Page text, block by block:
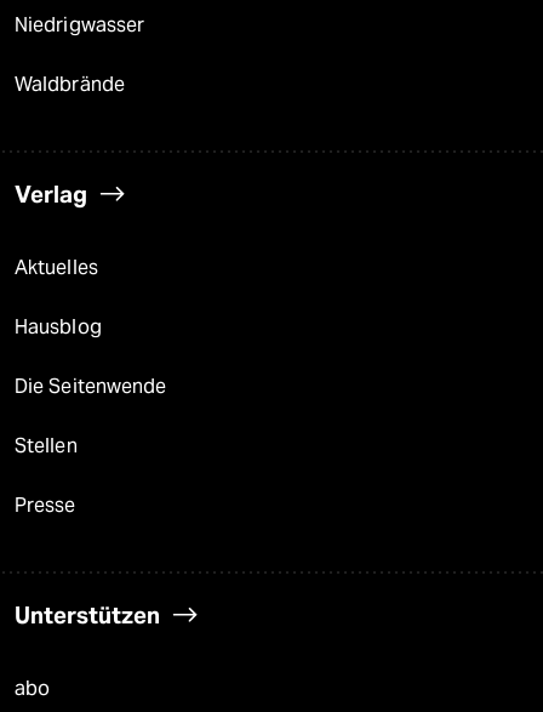
Niedrigwasser
Waldbrände
Verlag
Aktuelles
Hausblog
Die Seitenwende
Stellen
Presse
Unterstützen
abo